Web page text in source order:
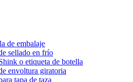
de embalaje
sellado en frío
o etiqueta de botella
envoltura giratoria
tapa de taza